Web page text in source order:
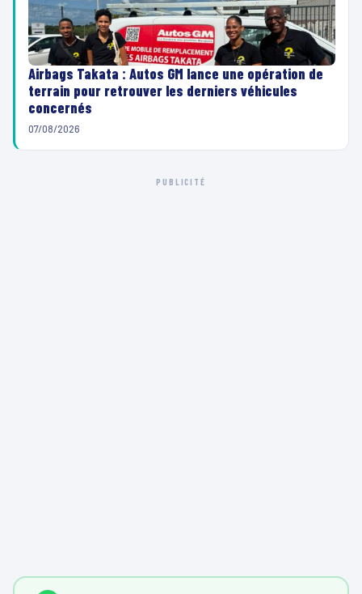
Airbags Takata : Autos GM lance une opération de
terrain pour retrouver les derniers véhicules
concernés
07/08/2026
PUBLICITÉ